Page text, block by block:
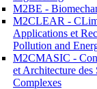
M2BE -
M2CLEAR -
Applications et
Pollution and
M2CMASIC -
et Architecture des
Complexes